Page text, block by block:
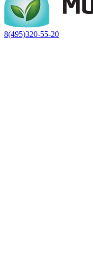
8(495)320-55-20